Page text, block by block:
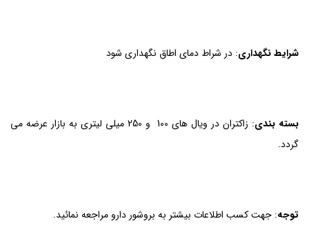
شرایط نگهداری: در شراط دمای اطاق نگهداری شود
بسته بندی
: زاکتران در ویال های 100 و 250 میلی لیتری به بازار عرضه می
گردد.
توجه: جهت کسب اطلاعات بیشتر به بروشور دارو مراجعه نمائید.